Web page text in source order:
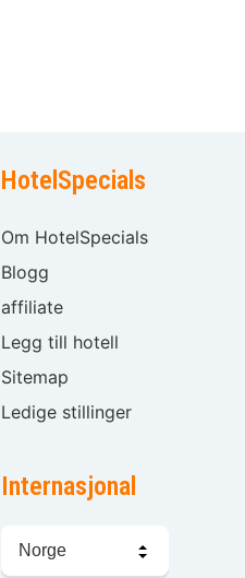
HotelSpecials
Om HotelSpecials
Blogg
affiliate
Legg till hotell
Sitemap
Ledige stillinger
Internasjonal